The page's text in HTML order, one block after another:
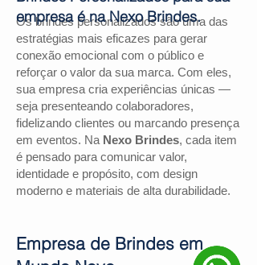
Os brindes personalizados são uma das
estratégias mais eficazes para gerar
conexão emocional com o público e
reforçar o valor da sua marca. Com eles,
sua empresa cria experiências únicas —
seja presenteando colaboradores,
fidelizando clientes ou marcando presença
em eventos. Na Nexo Brindes, cada item
é pensado para comunicar valor,
identidade e propósito, com design
moderno e materiais de alta durabilidade.
empresa é na Nexo Brindes.
Empresa de Brindes em